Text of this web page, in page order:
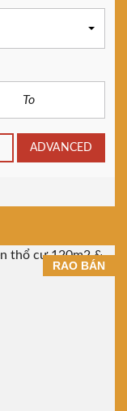
ADVANCED
RAO BÁN